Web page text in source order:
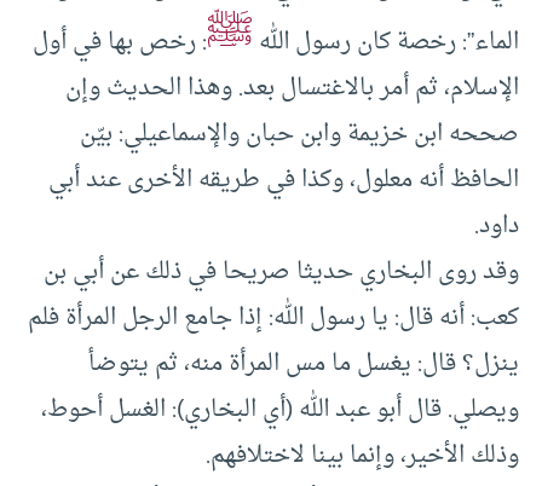
الماء”: رخصة كان رسول اللهﷺ: رخص بها في أول
الإسلام، ثم أمر بالاغتسال بعد. وهذا الحديث وإن
صححه ابن خزيمة وابن حبان والإسماعيلي: بيّن
الحافظ أنه معلول، وكذا في طريقه الأخرى عند أبي
داود.
وقد روى البخاري حديثا صريحا في ذلك عن أبي بن
كعب: أنه قال: يا رسول الله: إذا جامع الرجل المرأة فلم
ينزل؟ قال: يغسل ما مس المرأة منه، ثم يتوضأ
ويصلي. قال أبو عبد الله (أي البخاري): الغسل أحوط،
وذلك الأخير، وإنما بينا لاختلافهم.